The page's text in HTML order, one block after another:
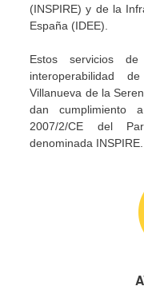
(INSPIRE) y de la
España (IDEE).
Estos servicios
interoperabilidad
Villanueva de la
dan cumplimiento
2007/2/CE del
denominada INSPIRE.